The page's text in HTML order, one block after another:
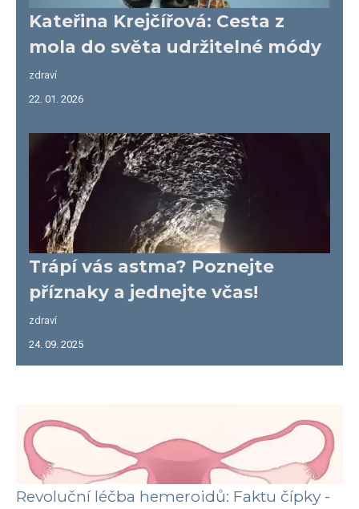
Kateřina Krejčířová: Cesta z
mola do světa udržitelné módy
zdraví
22. 01. 2026
Trápí vás astma? Poznejte
příznaky a jednejte včas!
zdraví
24. 09. 2025
Revoluční léčba hemeroidů: Faktu čípky -